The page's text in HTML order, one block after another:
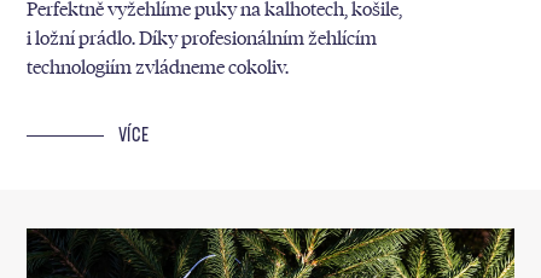
Perfektně vyžehlíme puky na kalhotech, košile,
i ložní prádlo. Díky profesionálním žehlícím
technologiím zvládneme cokoliv.
VÍCE